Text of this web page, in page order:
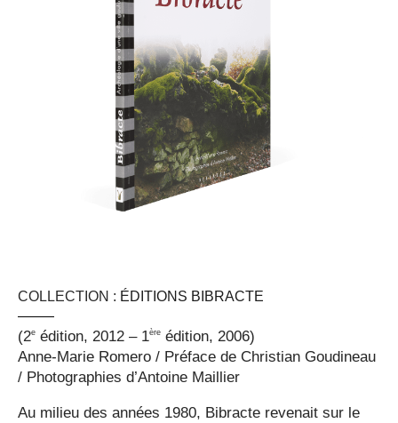
COLLECTION : ÉDITIONS BIBRACTE
(2e édition, 2012 – 1ère édition, 2006)
Anne-Marie Romero / Préface de Christian Goudineau
/ Photographies d’Antoine Maillier
Au milieu des années 1980, Bibracte revenait sur le